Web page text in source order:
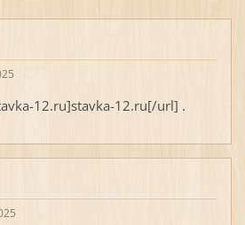
12.ru]stavka-12.ru[/url] .